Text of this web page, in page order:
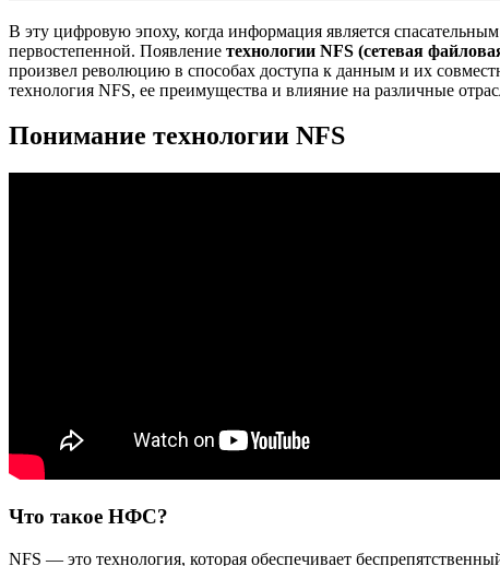
В эту цифровую эпоху, когда информация является
первостепенной. Появление технологии NFS (сетевая
произвел революцию в способах доступа к данным и их
технология NFS, ее преимущества и влияние на различные
Понимание технологии NFS
Что такое НФС?
NFS — это технология, которая обеспечивает